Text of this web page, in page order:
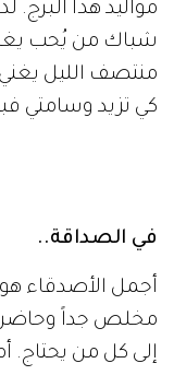
مواليد هذا البرج.
شباك من يُحب
منتصف الليل
كي تزيد وسامتي
في الصداقة..
أجمل الأصدقاء
مخلص جداً وحاضر
إلى كل من يحتاج.